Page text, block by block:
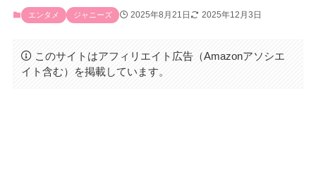
エンタメ ジャニーズ 2025年8月21日 2025年12月3日
このサイトはアフィリエイト広告（Amazonアソシエ
イト含む）を掲載しています。